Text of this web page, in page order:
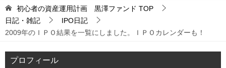
初心者の資産運用計画 黒澤ファンド TOP
日記・雑記
IPO日記
2009年のＩＰＯ結果を一覧にしました。ＩＰＯカレンダーも！
プロフィール